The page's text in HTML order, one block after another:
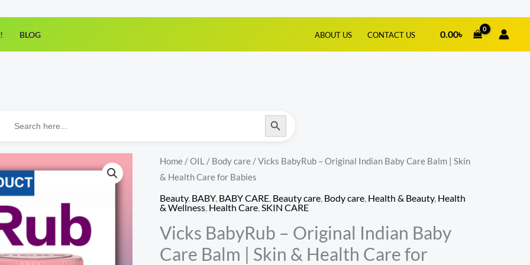
BLOG ABOUT US CONTACT US 0.00৳
for:
SEARCH BUTTON
Home/OIL / Body care/ Vicks BabyRub – Original Indian Baby Care Balm | Skin
& Health Care for Babies
Beauty, BABY, BABY CARE, Beauty care, Body care, Health & Beauty, Health
& Wellness, Health Care,SKIN CARE
Vicks BabyRub – Original Indian Baby
Care Balm | Skin & Health Care for
Price
range:
400.00৳
through
Vicks
BabyRub
–
Original
Indian
Baby
through
580.00৳